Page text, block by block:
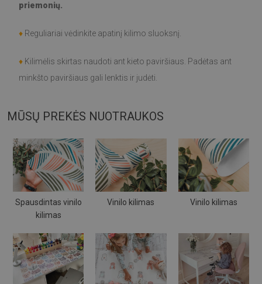
priemonių.
♦ Reguliariai vėdinkite apatinį kilimo sluoksnį.
♦ Kilimėlis skirtas naudoti ant kieto paviršiaus. Padėtas ant
minkšto paviršiaus gali lenktis ir judėti.
MŪSŲ PREKĖS NUOTRAUKOS
Spausdintas vinilo
kilimas
Vinilo kilimas Vinilo kilimas